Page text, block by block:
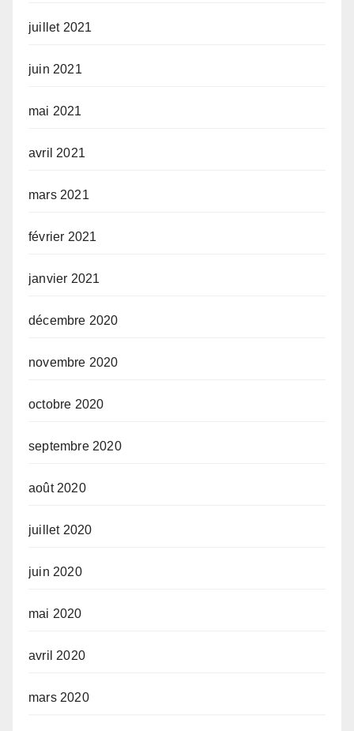
juillet 2021
juin 2021
mai 2021
avril 2021
mars 2021
février 2021
janvier 2021
décembre 2020
novembre 2020
octobre 2020
septembre 2020
août 2020
juillet 2020
juin 2020
mai 2020
avril 2020
mars 2020